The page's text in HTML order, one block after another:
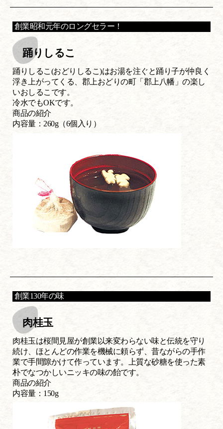
創業昭和元年のロングセラー！
踊りしるこ
踊りしるこ(おどりしるこ)はお湯を注ぐと踊り子が仲良く
浮き上がってくる、郡上おどりの町「郡上八幡」の楽し
いおしるこです。
冷水でもOKです。
商品の紹介
内容量：260g（6個入り）
創業130年の味
肉桂玉
肉桂玉は桜間見屋が創業以来変わらない味と伝統を守り
続け、ほとんどの作業を機械に頼らず、昔ながらの手作
業で手間隙かけて作っています。上質な砂糖を使った素
朴でなつかしいニッキの味の飴です。
商品の紹介
内容量：150g